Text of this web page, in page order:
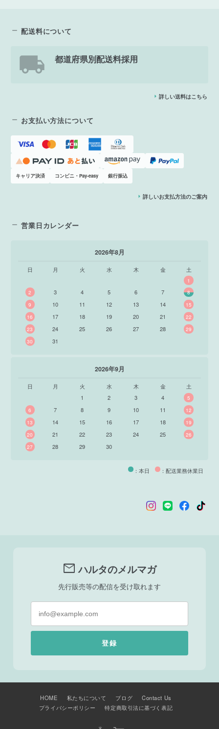
配送料について
都道府県別配送料採用
詳しい送料はこちら
お支払い方法について
キャリア決済 コンビニ・Pay-easy 銀行振込
詳しいお支払方法のご案内
営業日カレンダー
2026年8月
日 月 火 水 木 金 土
1
2
3 4 5 6 7
8
9
10 11 12 13 14
15
16
17 18 19 20 21
22
23
24 25 26 27 28
29
30
31
2026年9月
日 月 火 水 木 金
土
1
2 3 4
5
6
7 8 9 10 11
12
13
14 15 16 17 18
19
20
21 22 23 24 25
26
27
28 29 30
：本日 ：配送業務休業日
mail ハルタのメルマガ
先行販売等の配信を受け取れます
登録
HOME 私たちについて ブログ
Contact Us
プライバシーポリシー
特定商取引法に基づく表記